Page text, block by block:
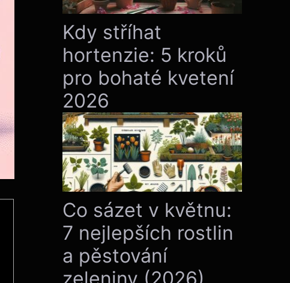
Kdy stříhat
hortenzie: 5 kroků
pro bohaté kvetení
2026
Co sázet v květnu:
7 nejlepších rostlin
a pěstování